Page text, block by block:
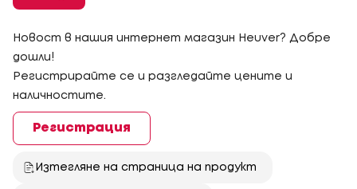
Новост в нашия интернет магазин Heuver? Добре
дошли!
Регистрирайте се и разгледайте цените и
наличностите.
Регистрация
Изтегляне на страница на продукт